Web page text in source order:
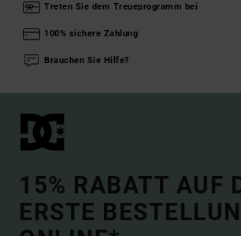
Treten Sie dem Treueprogramm bei
100% sichere Zahlung
Brauchen Sie Hilfe?
15% RABATT AUF
ERSTE